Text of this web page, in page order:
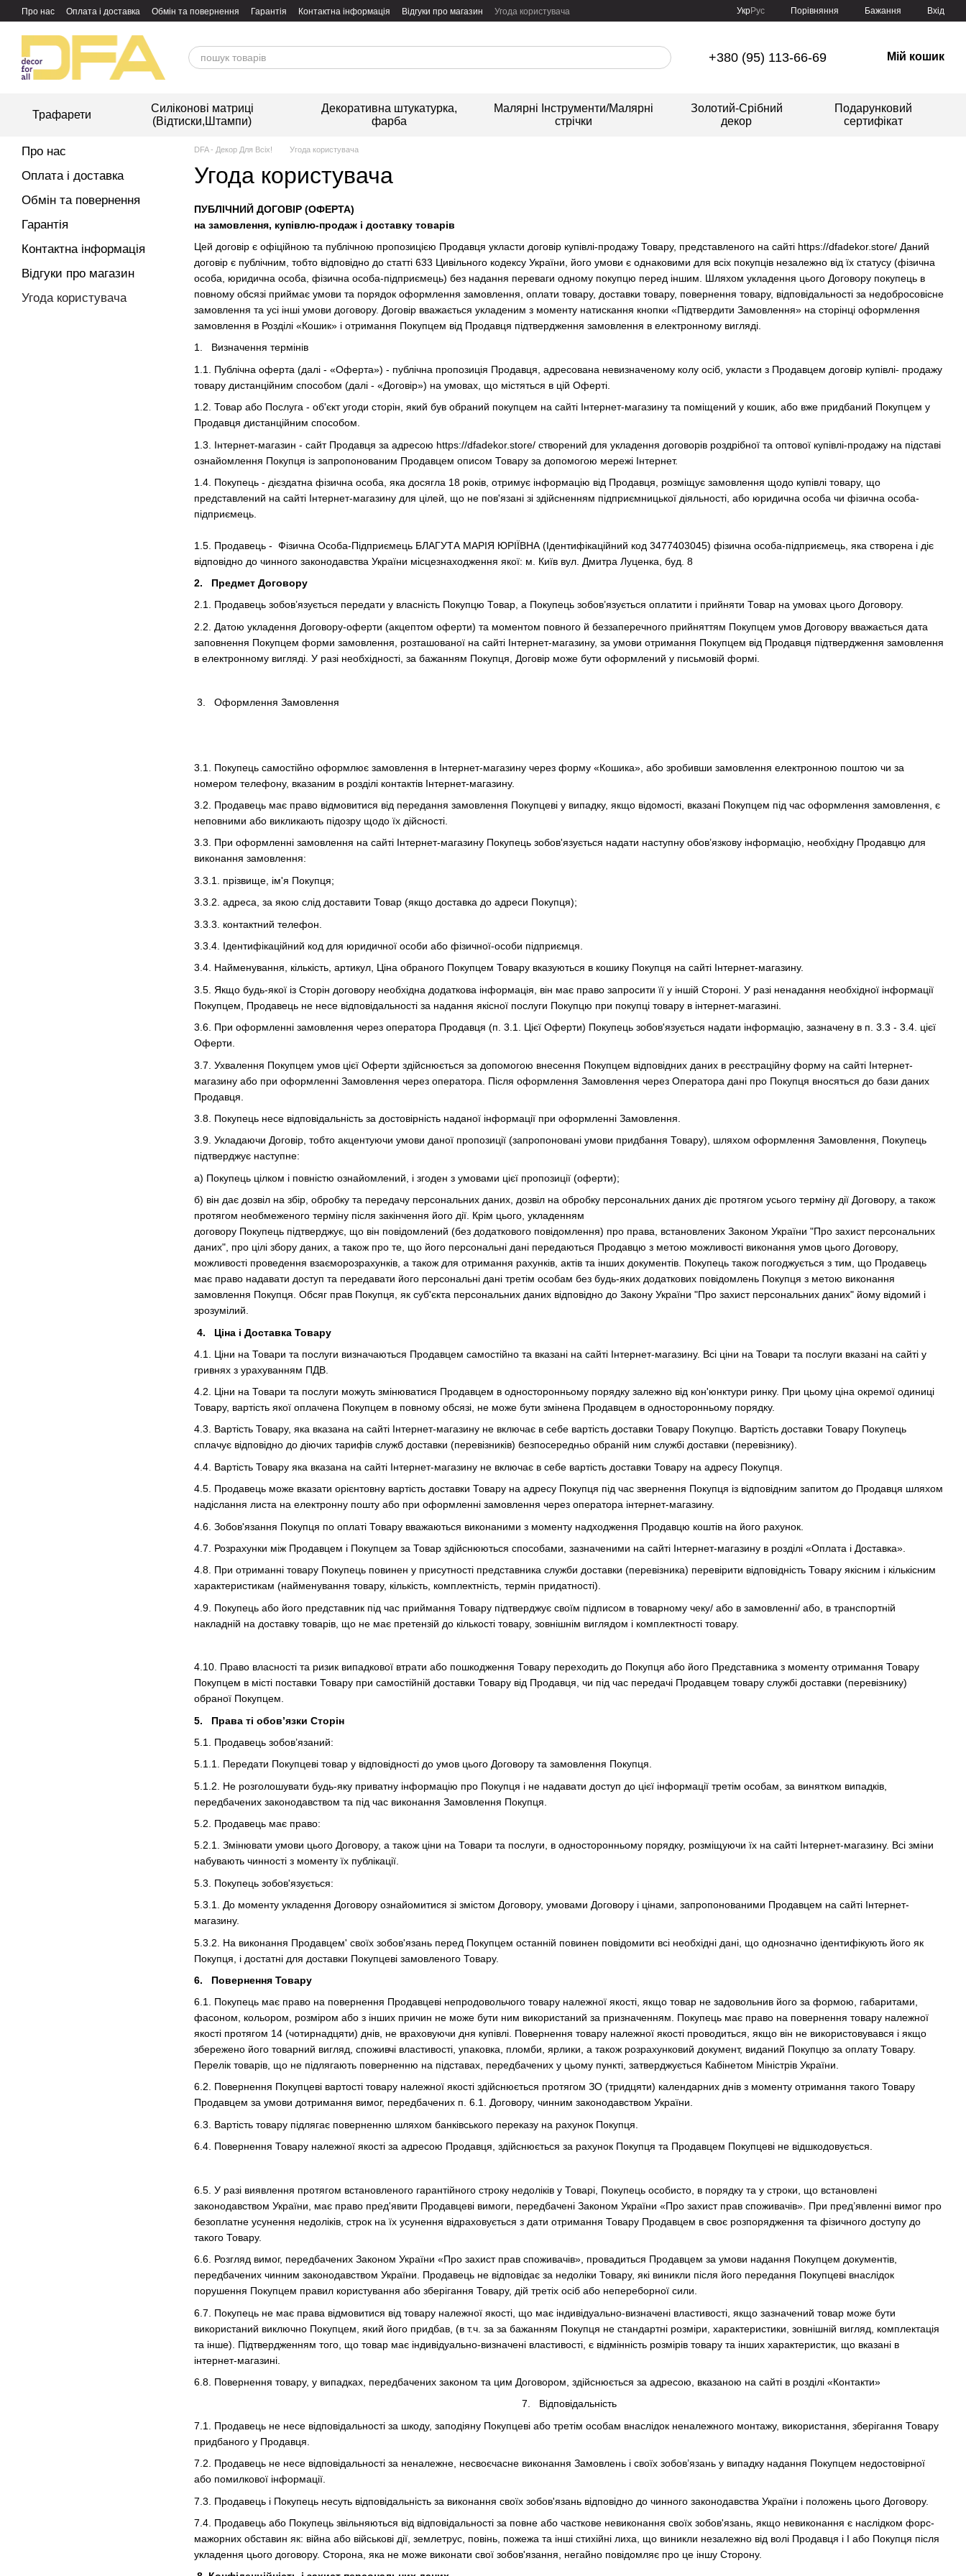
Перейти до основного контенту
Про нас Оплата і доставка Обмін та повернення Гарантія Контактна інформація Відгуки про магазин Угода користувача УкрРус Порівняння Бажання Вхід
+380 (95) 113-66-69 Мій кошик
Трафарети
Силіконові матриці
(Відтиски,Штампи)
Декоративна штукатурка,
фарба
Малярні Інструменти/Малярні
стрічки
Золотий-Срібний
декор
Подарунковий
сертифікат
DFA - Декор Для Всіх! Угода користувача
Угода користувача
ПУБЛІЧНИЙ ДОГОВІР (ОФЕРТА)
на замовлення, купівлю-продаж і доставку товарів
Цей договір є офіційною та публічною пропозицією Продавця укласти договір купівлі-продажу Товару, представленого на сайті https://dfadekor.store/ Даний
договір є публічним, тобто відповідно до статті 633 Цивільного кодексу України, його умови є однаковими для всіх покупців незалежно від їх статусу (фізична
особа, юридична особа, фізична особа-підприємець) без надання переваги одному покупцю перед іншим. Шляхом укладення цього Договору покупець в
повному обсязі приймає умови та порядок оформлення замовлення, оплати товару, доставки товару, повернення товару, відповідальності за недобросовісне
замовлення та усі інші умови договору. Договір вважається укладеним з моменту натискання кнопки «Підтвердити Замовлення» на сторінці оформлення
замовлення в Розділі «Кошик» і отримання Покупцем від Продавця підтвердження замовлення в електронному вигляді.
1. Визначення термінів
1.1. Публічна оферта (далі - «Оферта») - публічна пропозиція Продавця, адресована невизначеному колу осіб, укласти з Продавцем договір купівлі- продажу
товару дистанційним способом (далі - «Договір») на умовах, що містяться в цій Оферті.
1.2. Товар або Послуга - об'єкт угоди сторін, який був обраний покупцем на сайті Інтернет-магазину та поміщений у кошик, або вже придбаний Покупцем у
Продавця дистанційним способом.
1.3. Інтернет-магазин - сайт Продавця за адресою https://dfadekor.store/ створений для укладення договорів роздрібної та оптової купівлі-продажу на підставі
ознайомлення Покупця із запропонованим Продавцем описом Товару за допомогою мережі Інтернет.
1.4. Покупець - дієздатна фізична особа, яка досягла 18 років, отримує інформацію від Продавця, розміщує замовлення щодо купівлі товару, що
представлений на сайті Інтернет-магазину для цілей, що не пов'язані зі здійсненням підприємницької діяльності, або юридична особа чи фізична особа-
підприємець.
1.5. Продавець - Фізична Особа-Підприємець БЛАГУТА МАРІЯ ЮРІЇВНА (Ідентифікаційний код 3477403045) фізична особа-підприємець, яка створена і діє
відповідно до чинного законодавства України місцезнаходження якої: м. Київ вул. Дмитра Луценка, буд. 8
2. Предмет Договору
2.1. Продавець зобов’язується передати у власність Покупцю Товар, а Покупець зобов’язується оплатити і прийняти Товар на умовах цього Договору.
2.2. Датою укладення Договору-оферти (акцептом оферти) та моментом повного й беззаперечного прийняттям Покупцем умов Договору вважається дата
заповнення Покупцем форми замовлення, розташованої на сайті Інтернет-магазину, за умови отримання Покупцем від Продавця підтвердження замовлення
в електронному вигляді. У разі необхідності, за бажанням Покупця, Договір може бути оформлений у письмовій формі.
3. Оформлення Замовлення
3.1. Покупець самостійно оформлює замовлення в Інтернет-магазину через форму «Кошика», або зробивши замовлення електронною поштою чи за
номером телефону, вказаним в розділі контактів Інтернет-магазину.
3.2. Продавець має право відмовитися від передання замовлення Покупцеві у випадку, якщо відомості, вказані Покупцем під час оформлення замовлення, є
неповними або викликають підозру щодо їх дійсності.
3.3. При оформленні замовлення на сайті Інтернет-магазину Покупець зобов'язується надати наступну обов’язкову інформацію, необхідну Продавцю для
виконання замовлення:
3.3.1. прізвище, ім'я Покупця;
3.3.2. адреса, за якою слід доставити Товар (якщо доставка до адреси Покупця);
3.3.3. контактний телефон.
3.3.4. Ідентифікаційний код для юридичної особи або фізичної-особи підприємця.
3.4. Найменування, кількість, артикул, Ціна обраного Покупцем Товару вказуються в кошику Покупця на сайті Інтернет-магазину.
3.5. Якщо будь-якої із Сторін договору необхідна додаткова інформація, він має право запросити її у іншій Стороні. У разі ненадання необхідної інформації
Покупцем, Продавець не несе відповідальності за надання якісної послуги Покупцю при покупці товару в інтернет-магазині.
3.6. При оформленні замовлення через оператора Продавця (п. 3.1. Цієї Оферти) Покупець зобов'язується надати інформацію, зазначену в п. 3.3 - 3.4. цієї
Оферти.
3.7. Ухвалення Покупцем умов цієї Оферти здійснюється за допомогою внесення Покупцем відповідних даних в реєстраційну форму на сайті Інтернет-
магазину або при оформленні Замовлення через оператора. Після оформлення Замовлення через Оператора дані про Покупця вносяться до бази даних
Продавця.
3.8. Покупець несе відповідальність за достовірність наданої інформації при оформленні Замовлення.
3.9. Укладаючи Договір, тобто акцентуючи умови даної пропозиції (запропоновані умови придбання Товару), шляхом оформлення Замовлення, Покупець
підтверджує наступне:
а) Покупець цілком і повністю ознайомлений, і згоден з умовами цієї пропозиції (оферти);
б) він дає дозвіл на збір, обробку та передачу персональних даних, дозвіл на обробку персональних даних діє протягом усього терміну дії Договору, а також
протягом необмеженого терміну після закінчення його дії. Крім цього, укладенням
договору Покупець підтверджує, що він повідомлений (без додаткового повідомлення) про права, встановлених Законом України "Про захист персональних
даних", про цілі збору даних, а також про те, що його персональні дані передаються Продавцю з метою можливості виконання умов цього Договору,
можливості проведення взаєморозрахунків, а також для отримання рахунків, актів та інших документів. Покупець також погоджується з тим, що Продавець
має право надавати доступ та передавати його персональні дані третім особам без будь-яких додаткових повідомлень Покупця з метою виконання
замовлення Покупця. Обсяг прав Покупця, як суб'єкта персональних даних відповідно до Закону України "Про захист персональних даних" йому відомий і
зрозумілий.
4. Ціна і Доставка Товару
4.1. Ціни на Товари та послуги визначаються Продавцем самостійно та вказані на сайті Інтернет-магазину. Всі ціни на Товари та послуги вказані на сайті у
гривнях з урахуванням ПДВ.
4.2. Ціни на Товари та послуги можуть змінюватися Продавцем в односторонньому порядку залежно від кон'юнктури ринку. При цьому ціна окремої одиниці
Товару, вартість якої оплачена Покупцем в повному обсязі, не може бути змінена Продавцем в односторонньому порядку.
4.3. Вартість Товару, яка вказана на сайті Інтернет-магазину не включає в себе вартість доставки Товару Покупцю. Вартість доставки Товару Покупець
сплачує відповідно до діючих тарифів служб доставки (перевізників) безпосередньо обраній ним службі доставки (перевізнику).
4.4. Вартість Товару яка вказана на сайті Інтернет-магазину не включає в себе вартість доставки Товару на адресу Покупця.
4.5. Продавець може вказати орієнтовну вартість доставки Товару на адресу Покупця під час звернення Покупця із відповідним запитом до Продавця шляхом
надіслання листа на електронну пошту або при оформленні замовлення через оператора інтернет-магазину.
4.6. Зобов'язання Покупця по оплаті Товару вважаються виконаними з моменту надходження Продавцю коштів на його рахунок.
4.7. Розрахунки між Продавцем і Покупцем за Товар здійснюються способами, зазначеними на сайті Інтернет-магазину в розділі «Оплата і Доставка».
4.8. При отриманні товару Покупець повинен у присутності представника служби доставки (перевізника) перевірити відповідність Товару якісним і кількісним
характеристикам (найменування товару, кількість, комплектність, термін придатності).
4.9. Покупець або його представник під час приймання Товару підтверджує своїм підписом в товарному чеку/ або в замовленні/ або, в транспортній
накладній на доставку товарів, що не має претензій до кількості товару, зовнішнім виглядом і комплектності товару.
4.10. Право власності та ризик випадкової втрати або пошкодження Товару переходить до Покупця або його Представника з моменту отримання Товару
Покупцем в місті поставки Товару при самостійній доставки Товару від Продавця, чи під час передачі Продавцем товару службі доставки (перевізнику)
обраної Покупцем.
5. Права ті обов’язки Сторін
5.1. Продавець зобов’язаний:
5.1.1. Передати Покупцеві товар у відповідності до умов цього Договору та замовлення Покупця.
5.1.2. Не розголошувати будь-яку приватну інформацію про Покупця і не надавати доступ до цієї інформації третім особам, за винятком випадків,
передбачених законодавством та під час виконання Замовлення Покупця.
5.2. Продавець має право:
5.2.1. Змінювати умови цього Договору, а також ціни на Товари та послуги, в односторонньому порядку, розміщуючи їх на сайті Інтернет-магазину. Всі зміни
набувають чинності з моменту їх публікації.
5.3. Покупець зобов'язується:
5.3.1. До моменту укладення Договору ознайомитися зі змістом Договору, умовами Договору і цінами, запропонованими Продавцем на сайті Інтернет-
магазину.
5.3.2. На виконання Продавцем' своїх зобов'язань перед Покупцем останній повинен повідомити всі необхідні дані, що однозначно ідентифікують його як
Покупця, і достатні для доставки Покупцеві замовленого Товару.
6. Повернення Товару
6.1. Покупець має право на повернення Продавцеві непродовольчого товару належної якості, якщо товар не задовольнив його за формою, габаритами,
фасоном, кольором, розміром або з інших причин не може бути ним використаний за призначенням. Покупець має право на повернення товару належної
якості протягом 14 (чотирнадцяти) днів, не враховуючи дня купівлі. Повернення товару належної якості проводиться, якщо він не використовувався і якщо
збережено його товарний вигляд, споживчі властивості, упаковка, пломби, ярлики, а також розрахунковий документ, виданий Покупцю за оплату Товару.
Перелік товарів, що не підлягають поверненню на підставах, передбачених у цьому пункті, затверджується Кабінетом Міністрів України.
6.2. Повернення Покупцеві вартості товару належної якості здійснюється протягом ЗО (тридцяти) календарних днів з моменту отримання такого Товару
Продавцем за умови дотримання вимог, передбачених п. 6.1. Договору, чинним законодавством України.
6.3. Вартість товару підлягає поверненню шляхом банківського переказу на рахунок Покупця.
6.4. Повернення Товару належної якості за адресою Продавця, здійснюється за рахунок Покупця та Продавцем Покупцеві не відшкодовується.
6.5. У разі виявлення протягом встановленого гарантійного строку недоліків у Товарі, Покупець особисто, в порядку та у строки, що встановлені
законодавством України, має право пред'явити Продавцеві вимоги, передбачені Законом України «Про захист прав споживачів». При пред’явленні вимог про
безоплатне усунення недоліків, строк на їх усунення відраховується з дати отримання Товару Продавцем в своє розпорядження та фізичного доступу до
такого Товару.
6.6. Розгляд вимог, передбачених Законом України «Про захист прав споживачів», провадиться Продавцем за умови надання Покупцем документів,
передбачених чинним законодавством України. Продавець не відповідає за недоліки Товару, які виникли після його передання Покупцеві внаслідок
порушення Покупцем правил користування або зберігання Товару, дій третіх осіб або непереборної сили.
6.7. Покупець не має права відмовитися від товару належної якості, що має індивідуально-визначені властивості, якщо зазначений товар може бути
використаний виключно Покупцем, який його придбав, (в т.ч. за за бажанням Покупця не стандартні розміри, характеристики, зовнішній вигляд, комплектація
та інше). Підтвердженням того, що товар має індивідуально-визначені властивості, є відмінність розмірів товару та інших характеристик, що вказані в
інтернет-магазині.
6.8. Повернення товару, у випадках, передбачених законом та цим Договором, здійснюється за адресою, вказаною на сайті в розділі «Контакти»
7. Відповідальність
7.1. Продавець не несе відповідальності за шкоду, заподіяну Покупцеві або третім особам внаслідок неналежного монтажу, використання, зберігання Товару
придбаного у Продавця.
7.2. Продавець не несе відповідальності за неналежне, несвоєчасне виконання Замовлень і своїх зобов’язань у випадку надання Покупцем недостовірної
або помилкової інформації.
7.3. Продавець і Покупець несуть відповідальність за виконання своїх зобов'язань відповідно до чинного законодавства України і положень цього Договору.
7.4. Продавець або Покупець звільняються від відповідальності за повне або часткове невиконання своїх зобов'язань, якщо невиконання є наслідком форс-
мажорних обставин як: війна або військові дії, землетрус, повінь, пожежа та інші стихійні лиха, що виникли незалежно від волі Продавця і І або Покупця після
укладення цього договору. Сторона, яка не може виконати свої зобов'язання, негайно повідомляє про це іншу Сторону.
Про нас
Оплата і доставка
Обмін та повернення
Гарантія
Контактна інформація
Відгуки про магазин
Угода користувача